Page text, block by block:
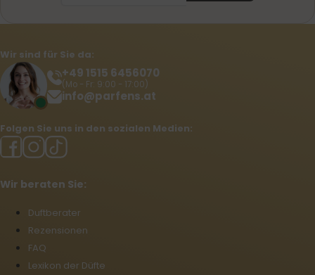
Wir sind für Sie da:
+49 1515 6456070
(Mo - Fr: 9:00 - 17:00)
info@parfens.at
Folgen Sie uns in den sozialen Medien:
Wir beraten Sie:
Duftberater
Rezensionen
FAQ
Lexikon der Düfte